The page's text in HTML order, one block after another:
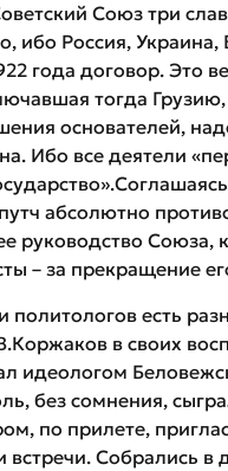
Союз три
ибо Россия,
года договор. Это
тогда
основателей,
Ибо все деятели
путч абсолютно
руководство Союза,
– за прекращение
политологов есть
в своих
идеологом
без сомнения,
по прилете,
Собрались в